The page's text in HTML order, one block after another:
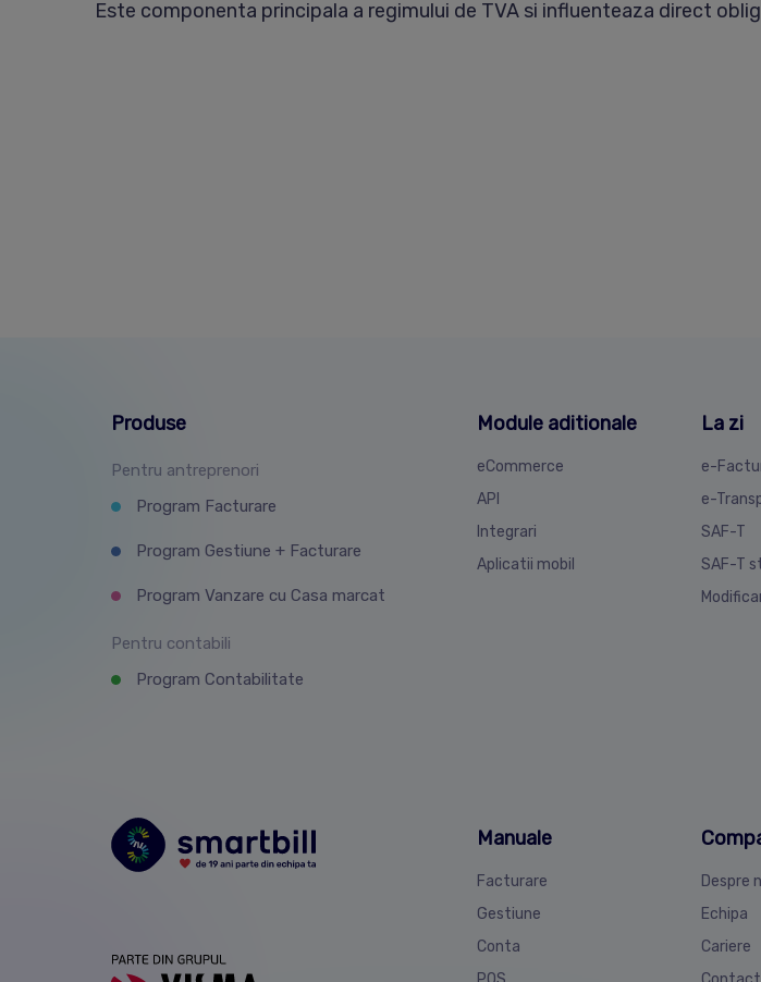
Este componenta principala a regimului de TVA si influenteaza direct
Produse
Pentru antreprenori
Program Facturare
Program Gestiune + Facturare
Program Vanzare cu Casa marcat
Pentru contabili
Program Contabilitate
Module aditionale
eCommerce
API
Integrari
Aplicatii mobil
La zi
e-
e-
SAF-T
SAF-T
Manuale
Facturare
Gestiune
Conta
Despre
Echipa
Cariere